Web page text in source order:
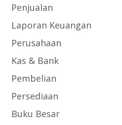
Penjualan
Laporan Keuangan
Perusahaan
Kas & Bank
Pembelian
Persediaan
Buku Besar